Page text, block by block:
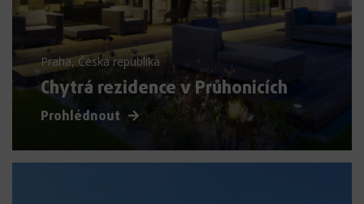
Praha, Česká republika
Chytrá rezidence v Průhonicích
Prohlédnout